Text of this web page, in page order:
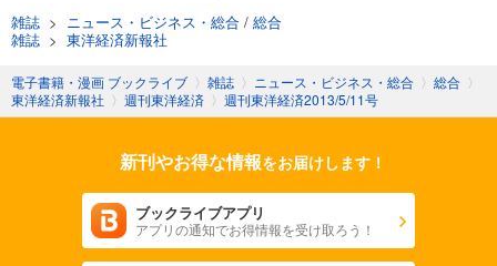
あらすじを表示する
週刊東洋経済 2025/11/1号
880円 (税込)
カート
あらすじを表示する
週刊東洋経済 2025/10/25号
雑誌 > ニュース・ビジネス・総合 / 総合
雑誌 > 東洋経済新報社
電子書籍・漫画 ブックライブ 〉 雑誌 〉 ニュース・ビジネス・総合 〉 総合 〉
東洋経済新報社 〉 週刊東洋経済 〉 週刊東洋経済2013/5/11号
新刊やお得な情報をお届けします！
ブックライブアプリ
アプリの通知でお得情報を受け取ろう！